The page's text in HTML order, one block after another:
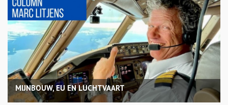
MIJNBOUW, EU EN LUCHTVAART